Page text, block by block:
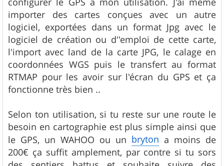
importer des cartes conçues avec un autre
logiciel, exportées dans un format Jpg avec le
logiciel de création ou d''emploi de cette carte,
l'import avec land de la carte JPG, le calage en
coordonnées WGS puis le transfert au format
RTMAP pour les avoir sur l'écran du GPS et ça
fonctionne très bien ..
Selon ton utilisation, si tu reste sur une route le
besoin en cartographie est plus simple ainsi que
le GPS, un WAHOO ou un bryton a moins de
200€ ça suffit amplement, par contre si tu sors